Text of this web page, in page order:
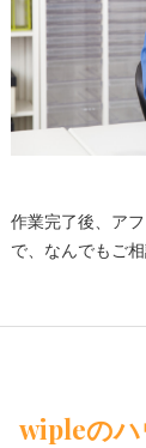
作業完了後、ア
で、なんでもご相
wipleのハ